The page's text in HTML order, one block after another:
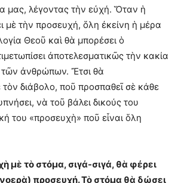
μας, λέγοντας τὴν εὐχή. Ὅταν ἡ
μὲ τὴν προσευχή, ὅλη ἐκείνη ἡ μέρα
Θεοῦ καὶ θὰ μπορέσει ὁ
ἀποτελεσματικῶς τὴν κακία
τῶν ἀνθρώπων. Ἔτσι θὰ
διάβολο, ποῦ προσπαθεῖ σὲ κάθε
νὰ τοῦ βάλει δικούς του
του «προσευχὴ» ποῦ εἶναι ὅλη
μὲ τὸ στόμα, σιγά-σιγά, θὰ φέρει
προσευχή. Τὸ στόμα θὰ δώσει